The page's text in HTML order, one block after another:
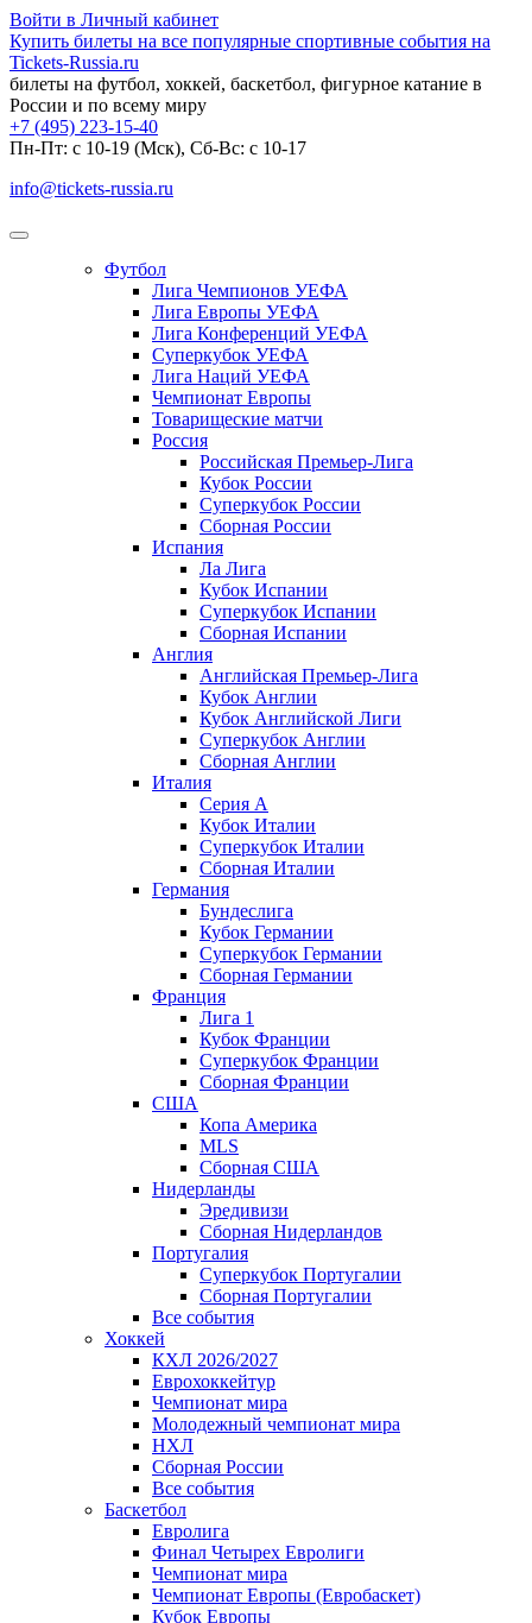
Войти в Личный кабинет
Купить билеты на все популярные спортивные события на
Tickets-Russia.ru
билеты на футбол, хоккей, баскетбол, фигурное катание в
России и по всему миру
+7 (495) 223-15-40
Пн-Пт: c 10-19 (Мск), Сб-Вс: с 10-17
info@tickets-russia.ru
Футбол
Лига Чемпионов УЕФА
Лига Европы УЕФА
Лига Конференций УЕФА
Суперкубок УЕФА
Лига Наций УЕФА
Чемпионат Европы
Товарищеские матчи
Россия
Российская Премьер-Лига
Кубок России
Суперкубок России
Сборная России
Испания
Ла Лига
Кубок Испании
Суперкубок Испании
Сборная Испании
Англия
Английская Премьер-Лига
Кубок Англии
Кубок Английской Лиги
Суперкубок Англии
Сборная Англии
Италия
Серия А
Кубок Италии
Суперкубок Италии
Сборная Италии
Германия
Бундеслига
Кубок Германии
Суперкубок Германии
Сборная Германии
Франция
Лига 1
Кубок Франции
Суперкубок Франции
Сборная Франции
США
Копа Америка
MLS
Сборная США
Нидерланды
Эредивизи
Сборная Нидерландов
Португалия
Суперкубок Португалии
Сборная Португалии
Все события
Хоккей
КХЛ 2026/2027
Еврохоккейтур
Чемпионат мира
Молодежный чемпионат мира
НХЛ
Сборная России
Все события
Баскетбол
Евролига
Финал Четырех Евролиги
Чемпионат мира
Чемпионат Европы (Евробаскет)
Кубок Европы